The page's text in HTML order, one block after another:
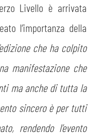
Livello è arrivata
l’importanza della
che ha colpito
manifestazione che
ma anche di tutta la
sincero è per tutti
rendendo l’evento